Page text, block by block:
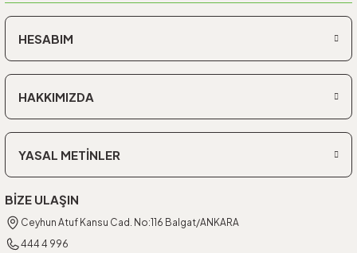
HESABIM
HAKKIMIZDA
YASAL METİNLER
BİZE ULAŞIN
Ceyhun Atuf Kansu Cad. No:116 Balgat/ANKARA
444 4 996